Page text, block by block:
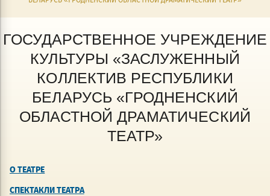
ГОСУДАРСТВЕННОЕ УЧРЕЖДЕНИЕ
КУЛЬТУРЫ «ЗАСЛУЖЕННЫЙ
КОЛЛЕКТИВ РЕСПУБЛИКИ
БЕЛАРУСЬ «ГРОДНЕНСКИЙ
ОБЛАСТНОЙ ДРАМАТИЧЕСКИЙ
ТЕАТР»
О ТЕАТРЕ
СПЕКТАКЛИ ТЕАТРА